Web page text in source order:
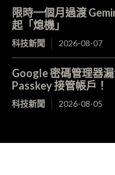
限時一個月過渡
起「熄機」
科技新聞 2026-08-07
Google 密碼管理器
Passkey 接管帳戶！
科技新聞 2026-08-05